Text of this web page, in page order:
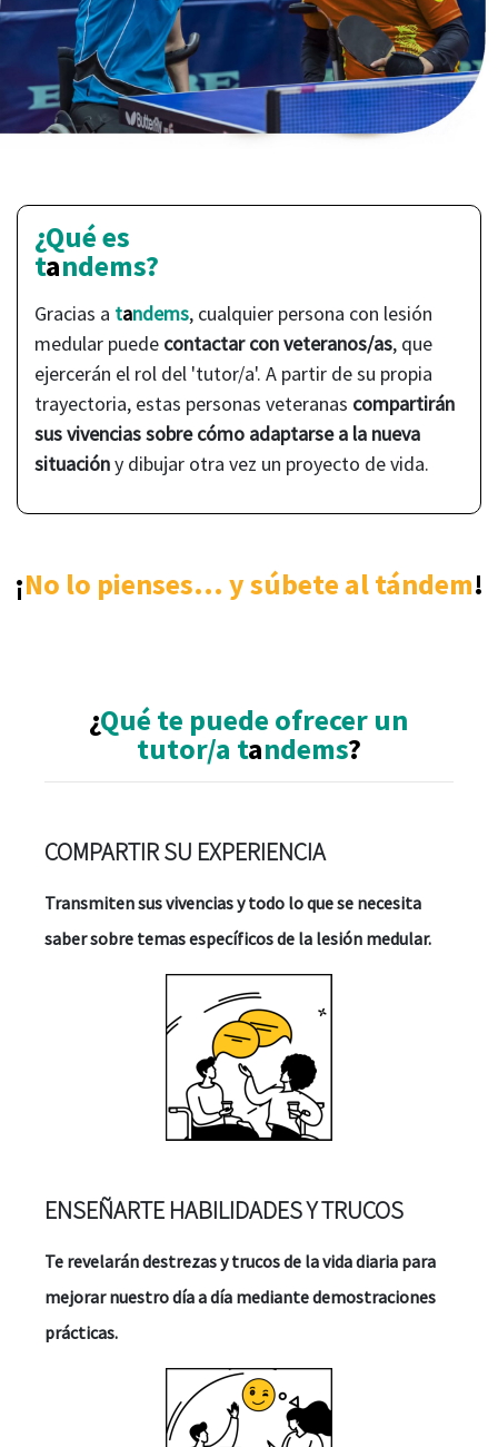
¿Qué es
tandems?
Gracias a tandems, cualquier persona con lesión
medular puede contactar con veteranos/as, que
ejercerán el rol del 'tutor/a'. A partir de su propia
trayectoria, estas personas veteranas compartirán
sus vivencias sobre cómo adaptarse a la nueva
situacióny dibujar otra vez un proyecto de vida.
¡No lo pienses... y súbete al tándem!
¿Qué te puede ofrecer un
tutor/a tandems?
COMPARTIR SU EXPERIENCIA
Transmiten sus vivencias y todo lo que se necesita
saber sobre temas específicos de la lesión medular.
ENSEÑARTE HABILIDADES Y TRUCOS
Te revelarán destrezas y trucos de la vida diaria para
mejorar nuestro día a día mediante demostraciones
prácticas.